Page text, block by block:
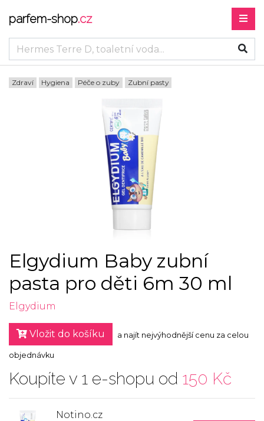
parfem-shop.cz
Zdraví Hygiena Péče o zuby Zubní pasty
Elgydium Baby zubní
pasta pro děti 6m 30 ml
Elgydium
Vložit do košíku a najít nejvýhodnější cenu za celou
objednávku
Koupíte v 1 e-shopu od 150 Kč
Notino.cz